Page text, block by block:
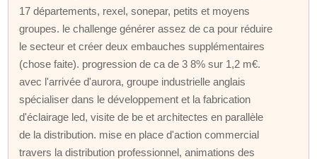
17 départements, rexel, sonepar, petits et moyens
groupes. le challenge générer assez de ca pour réduire
le secteur et créer deux embauches supplémentaires
(chose faite). progression de ca de 3 8% sur 1,2 m€.
avec l'arrivée d'aurora, groupe industrielle anglais
spécialiser dans le développement et la fabrication
d'éclairage led, visite de be et architectes en parallèle
de la distribution. mise en place d'action commercial
travers la distribution professionnel, animations des